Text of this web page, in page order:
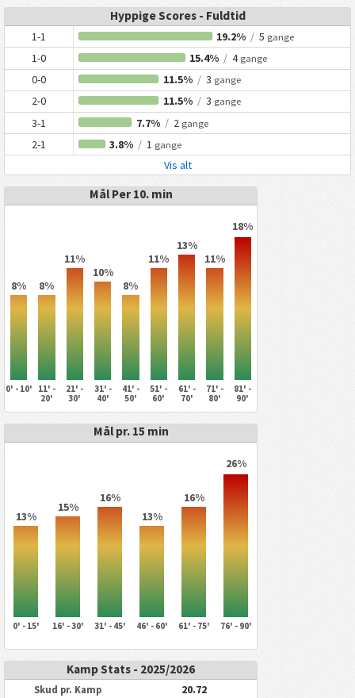
Hyppige Scores - Fuldtid
1-1 19.2% / 5 gange
1-0 15.4% / 4 gange
0-0 11.5% /3 gange
2-0 11.5% /3 gange
3-1 7.7% /2 gange
2-1 3.8% / 1 gange
Vis alt
Mål Per 10. min
8% 8%
11%
10%
8%
11%
13%
11%
18%
0' - 10'
11' -
20'
21' -
30'
31' -
40'
41' -
50'
51' -
60'
61' -
70'
71' -
80'
81' -
90'
Mål pr. 15 min
13%
15%
16%
13%
16%
26%
0' - 15' 16' - 30' 31' - 45' 46' - 60' 61' - 75' 76' - 90'
Kamp Stats - 2025/2026
Skud pr. Kamp 20.72